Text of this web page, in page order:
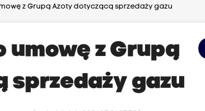
z Grupą Azoty dotyczącą sprzedaży gazu
umowę z Grupą
sprzedaży gazu